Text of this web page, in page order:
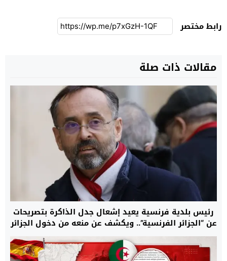
رابط مختصر
مقالات ذات صلة
رئيس بلدية فرنسية يعيد إشعال جدل الذاكرة بتصريحات
عن “الجزائر الفرنسية”.. ويكشف عن منعه من دخول الجزائر